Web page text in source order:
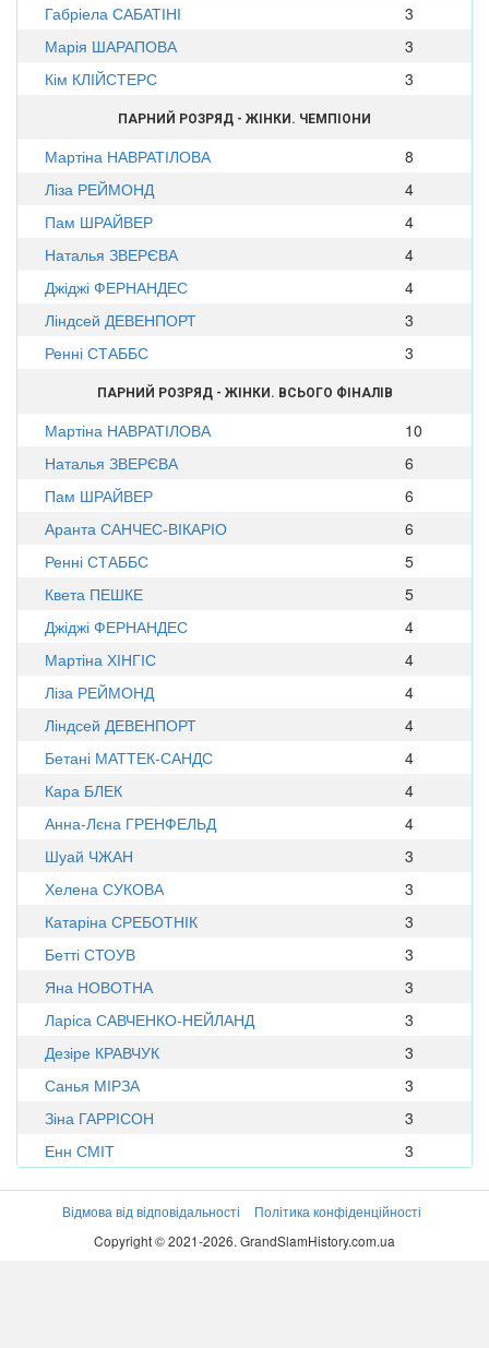
Габріела САБАТІНІ
3
Марія ШАРАПОВА
3
Кім КЛІЙСТЕРС
3
ПАРНИЙ РОЗРЯД - ЖІНКИ. ЧЕМПІОНИ
Мартіна НАВРАТІЛОВА
8
Ліза РЕЙМОНД
4
Пам ШРАЙВЕР
4
Наталья ЗВЕРЄВА
4
Джіджі ФЕРНАНДЕС
4
Ліндсей ДЕВЕНПОРТ
3
Ренні СТАББС
3
ПАРНИЙ РОЗРЯД - ЖІНКИ. ВСЬОГО ФІНАЛІВ
Мартіна НАВРАТІЛОВА
10
Наталья ЗВЕРЄВА
6
Пам ШРАЙВЕР
6
Аранта САНЧЕС-ВІКАРІО
6
Ренні СТАББС
5
Квета ПЕШКЕ
5
Джіджі ФЕРНАНДЕС
4
Мартіна ХІНГІС
4
Ліза РЕЙМОНД
4
Ліндсей ДЕВЕНПОРТ
4
Бетані МАТТЕК-САНДС
4
Кара БЛЕК
4
Анна-Лєна ГРЕНФЕЛЬД
4
Шуай ЧЖАН
3
Хелена СУКОВА
3
Катаріна СРЕБОТНІК
3
Бетті СТОУВ
3
Яна НОВОТНА
3
Ларіса САВЧЕНКО-НЕЙЛАНД
3
Дезіре КРАВЧУК
3
Санья МІРЗА
3
Зіна ГАРРІСОН
3
Енн СМІТ
3
Відмова від відповідальності
Політика конфіденційності
Copyright © 2021-2026. GrandSlamHistory.com.ua